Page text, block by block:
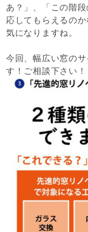
あ？」、「この階
応してもらえるの
気になりますね。
今回、幅広い窓の
す！ご相談下さい！